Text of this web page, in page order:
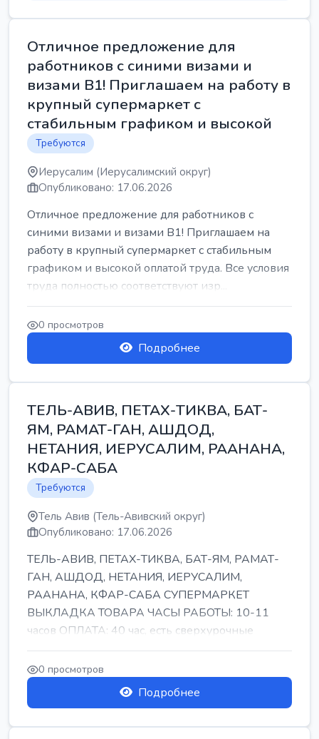
Отличное предложение для
работников с синими визами и
визами B1! Приглашаем на работу в
крупный супермаркет с
стабильным графиком и высокой
Требуются
Иерусалим (Иерусалимский округ)
Опубликовано: 17.06.2026
Отличное предложение для работников с
синими визами и визами B1! Приглашаем на
работу в крупный супермаркет с стабильным
графиком и высокой оплатой труда. Все условия
труда полностью соответствуют изр...
0 просмотров
Подробнее
ТЕЛЬ-АВИВ, ПЕТАХ-ТИКВА, БАТ-
ЯМ, РАМАТ-ГАН, АШДОД,
НЕТАНИЯ, ИЕРУСАЛИМ, РААНАНА,
КФАР-САБА
Требуются
Тель Авив (Тель-Авивский округ)
Опубликовано: 17.06.2026
ТЕЛЬ-АВИВ, ПЕТАХ-ТИКВА, БАТ-ЯМ, РАМАТ-
ГАН, АШДОД, НЕТАНИЯ, ИЕРУСАЛИМ,
РААНАНА, КФАР-САБА СУПЕРМАРКЕТ
ВЫКЛАДКА ТОВАРА ЧАСЫ РАБОТЫ: 10-11
часов ОПЛАТА: 40 час, есть сверхурочные
ПИТАНИЕ ЕСТЬ Для синих б...
0 просмотров
Подробнее